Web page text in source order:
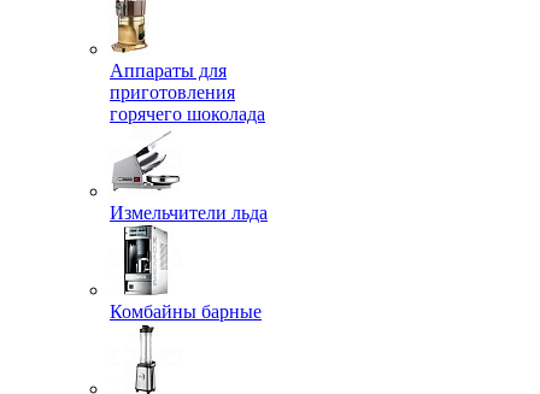
Аппараты для
приготовления
горячего шоколада
Измельчители льда
Комбайны барные